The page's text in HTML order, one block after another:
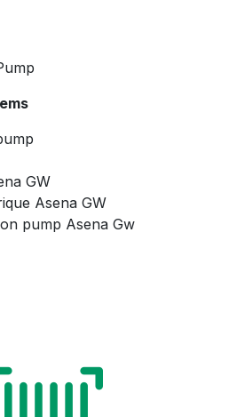
GW
Asena GW
pump Asena Gw